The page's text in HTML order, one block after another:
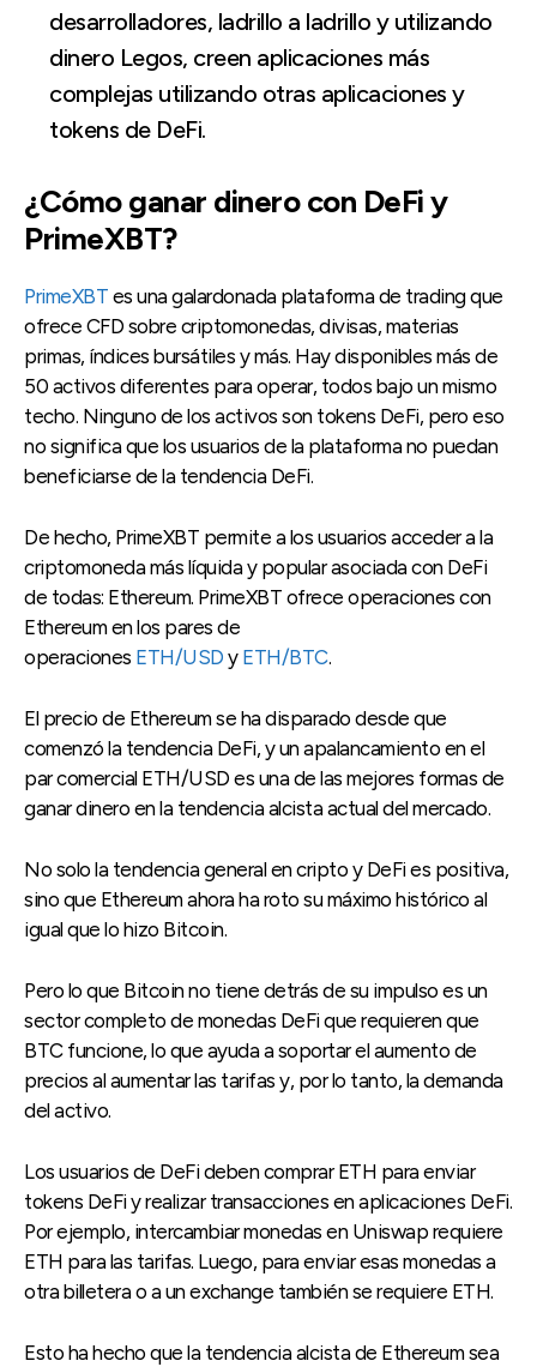
desarrolladores, ladrillo a ladrillo y utilizando
dinero Legos, creen aplicaciones más
complejas utilizando otras aplicaciones y
tokens de DeFi.
¿Cómo ganar dinero con DeFi y
PrimeXBT?
PrimeXBT es una galardonada plataforma de trading que
ofrece CFD sobre criptomonedas, divisas, materias
primas, índices bursátiles y más. Hay disponibles más de
50 activos diferentes para operar, todos bajo un mismo
techo. Ninguno de los activos son tokens DeFi, pero eso
no significa que los usuarios de la plataforma no puedan
beneficiarse de la tendencia DeFi.
De hecho, PrimeXBT permite a los usuarios acceder a la
criptomoneda más líquida y popular asociada con DeFi
de todas: Ethereum. PrimeXBT ofrece operaciones con
Ethereum en los pares de
operaciones ETH/USD y ETH/BTC.
El precio de Ethereum se ha disparado desde que
comenzó la tendencia DeFi, y un apalancamiento en el
par comercial ETH/USD es una de las mejores formas de
ganar dinero en la tendencia alcista actual del mercado.
No solo la tendencia general en cripto y DeFi es positiva,
sino que Ethereum ahora ha roto su máximo histórico al
igual que lo hizo Bitcoin.
Pero lo que Bitcoin no tiene detrás de su impulso es un
sector completo de monedas DeFi que requieren que
BTC funcione, lo que ayuda a soportar el aumento de
precios al aumentar las tarifas y, por lo tanto, la demanda
del activo.
Los usuarios de DeFi deben comprar ETH para enviar
tokens DeFi y realizar transacciones en aplicaciones DeFi.
Por ejemplo, intercambiar monedas en Uniswap requiere
ETH para las tarifas. Luego, para enviar esas monedas a
otra billetera o a un exchange también se requiere ETH.
Esto ha hecho que la tendencia alcista de Ethereum sea